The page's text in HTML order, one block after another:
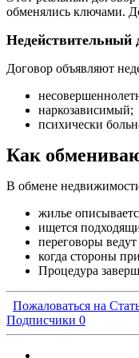
обменялись ключами.
Недействительный
Договор объявляют
наркозависимый;
психически
Как
В обмене
жилье
ищется
переговоры
когда стороны
Процедура
Пожаловаться на
Подписчики 0